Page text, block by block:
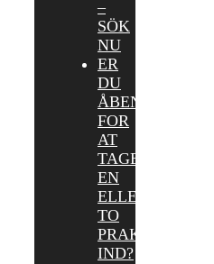
–
SÖK
NU
ER
DU
ÅBEN
FOR
AT
TAGE
EN
ELLER
TO
PRAKTIKANTER
IND?